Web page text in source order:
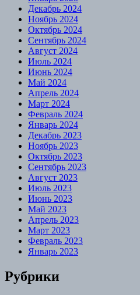
Декабрь 2024
Ноябрь 2024
Октябрь 2024
Сентябрь 2024
Август 2024
Июль 2024
Июнь 2024
Май 2024
Апрель 2024
Март 2024
Февраль 2024
Январь 2024
Декабрь 2023
Ноябрь 2023
Октябрь 2023
Сентябрь 2023
Август 2023
Июль 2023
Июнь 2023
Май 2023
Апрель 2023
Март 2023
Февраль 2023
Январь 2023
Рубрики